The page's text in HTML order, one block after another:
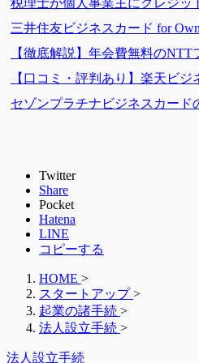
三井住友ビジネスカード for
【徹底解説】年会費無料の
【口コミ・評判あり】楽天ビ
セゾンプラチナビジネスカード
Twitter
Share
Pocket
Hatena
LINE
コピーする
HOME >
スタートアップ >
起業の諸手続 >
法人設立手続 >
法人設立手続